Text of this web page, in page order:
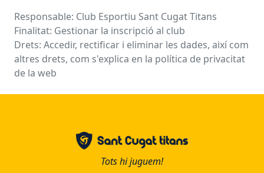
Responsable: Club Esportiu Sant Cugat Titans
Finalitat: Gestionar la inscripció al club
Drets: Accedir, rectificar i eliminar les dades, així com
altres drets, com s'explica en la política de privacitat
de la web
Tots hi juguem!